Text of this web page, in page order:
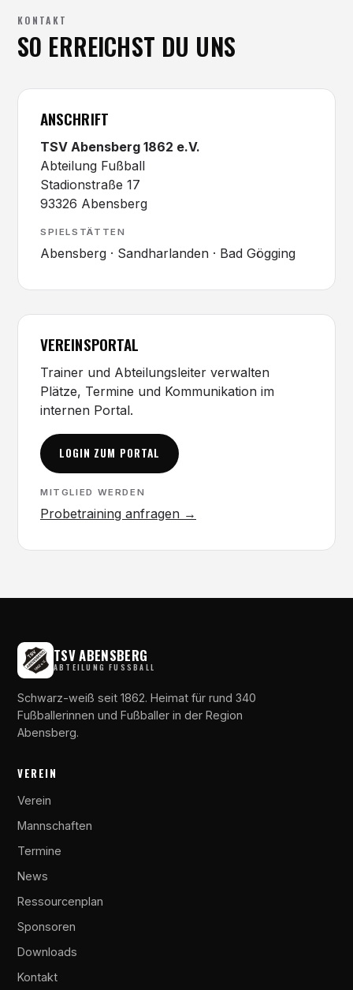
KONTAKT
SO ERREICHST DU UNS
ANSCHRIFT
TSV Abensberg 1862 e.V.
Abteilung Fußball
Stadionstraße 17
93326 Abensberg
SPIELSTÄTTEN
Abensberg · Sandharlanden · Bad Gögging
VEREINSPORTAL
Trainer und Abteilungsleiter verwalten
Plätze, Termine und Kommunikation im
internen Portal.
LOGIN ZUM PORTAL
MITGLIED WERDEN
Probetraining anfragen →
TSV ABENSBERG
ABTEILUNG FUSSBALL
Schwarz-weiß seit 1862. Heimat für rund 340
Fußballerinnen und Fußballer in der Region
Abensberg.
VEREIN
Verein
Mannschaften
Termine
News
Ressourcenplan
Sponsoren
Downloads
Kontakt